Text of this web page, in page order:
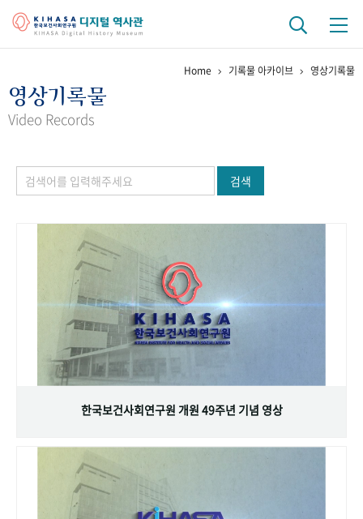
걸어온 길 기관 변천사
정책과 연구 키워드로 보는 연구 역사
연구자들
기록물 아카이브
사진 아카이브 문서 기록물 행정박물 영상 기록물
주년 기념
성과 50선 숫자로 보는 50년
VR 역사관
Home 기록물 아카이브 영상기록물
영상기록물
Video Records
검색
한국보건사회연구원 개원 49주년 기념 영상